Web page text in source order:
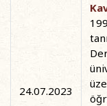
24.07.2023